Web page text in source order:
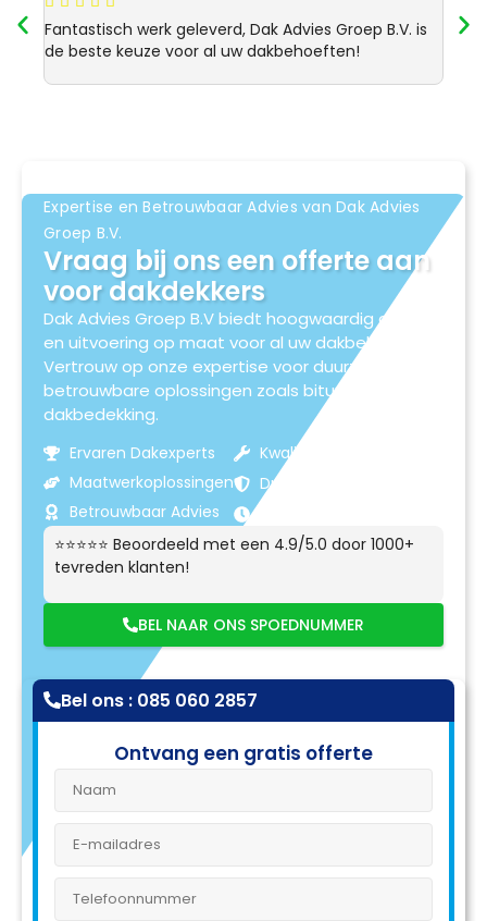
Fantastisch werk geleverd, Dak Advies Groep B.V. is
de beste keuze voor al uw dakbehoeften!
Expertise en Betrouwbaar Advies van Dak Advies
Groep B.V.
Vraag bij ons een offerte aan
voor dakdekkers
Dak Advies Groep B.V biedt hoogwaardig advies
en uitvoering op maat voor al uw dakbehoeften.
Vertrouw op onze expertise voor duurzame en
betrouwbare oplossingen zoals bitumen
dakbedekking.
Ervaren Dakexperts
Maatwerkoplossingen
Betrouwbaar Advies
Kwaliteitsmaterialen
Duurzame Resultaten
⭐⭐⭐⭐⭐ Beoordeeld met een 4.9/5.0 door 1000+
tevreden klanten!
BEL NAAR ONS SPOEDNUMMER
Bel ons : 085 060 2857
Ontvang een gratis offerte